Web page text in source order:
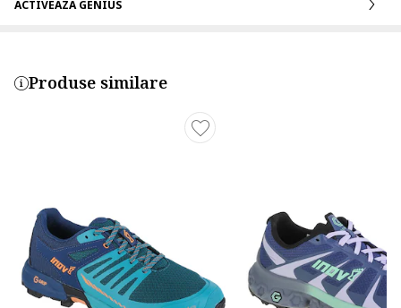
ACTIVEAZA GENIUS
Produse similare